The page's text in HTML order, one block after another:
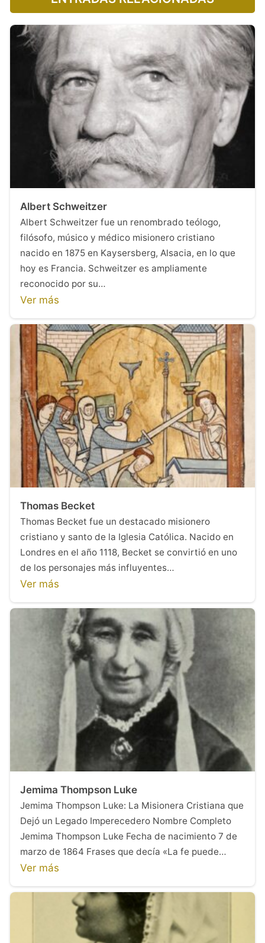
Albert Schweitzer
Albert Schweitzer fue un renombrado teólogo,
filósofo, músico y médico misionero cristiano
nacido en 1875 en Kaysersberg, Alsacia, en lo que
hoy es Francia. Schweitzer es ampliamente
reconocido por su…
Ver más
Thomas Becket
Thomas Becket fue un destacado misionero
cristiano y santo de la Iglesia Católica. Nacido en
Londres en el año 1118, Becket se convirtió en uno
de los personajes más influyentes…
Ver más
Jemima Thompson Luke
Jemima Thompson Luke: La Misionera Cristiana que
Dejó un Legado Imperecedero Nombre Completo
Jemima Thompson Luke Fecha de nacimiento 7 de
marzo de 1864 Frases que decía «La fe puede…
Ver más